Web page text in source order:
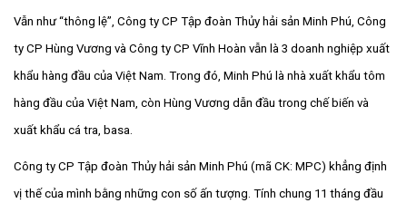
Vẫn như “thông lệ”, Công ty CP Tập đoàn Thủy hải sản Minh Phú, Công
ty CP Hùng Vương và Công ty CP Vĩnh Hoàn vẫn là 3 doanh nghiệp xuất
khẩu hàng đầu của Việt Nam. Trong đó, Minh Phú là nhà xuất khẩu tôm
hàng đầu của Việt Nam, còn Hùng Vương dẫn đầu trong chế biến và
xuất khẩu cá tra, basa.
Công ty CP Tập đoàn Thủy hải sản Minh Phú (mã CK: MPC) khẳng định
vị thế của mình bằng những con số ấn tượng. Tính chung 11 tháng đầu